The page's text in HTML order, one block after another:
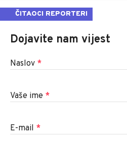
ČITAOCI REPORTERI
Dojavite nam vijest
Naslov *
Vaše ime *
E-mail *